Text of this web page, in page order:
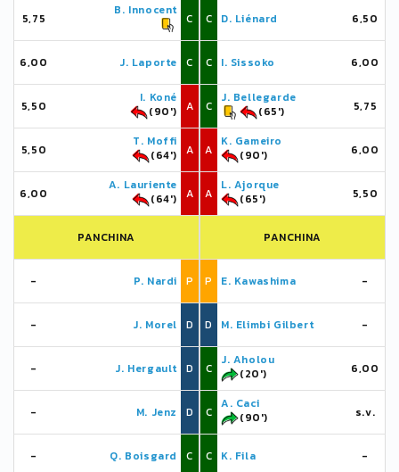
5,75
B. Innocent
C
6,00 J. Laporte C
5,50
I. Koné
(90')
A
5,50
T. Moffi
(64')
A
6,00
A. Lauriente
(64')
A
PANCHINA
- P. Nardi P
- J. Morel D
- J. Hergault D
- M. Jenz D
- Q. Boisgard C
C D. Liénard 6,50
C I. Sissoko 6,00
C
J. Bellegarde
(65')
5,75
A
K. Gameiro
(90')
6,00
A
L. Ajorque
(65')
5,50
PANCHINA
P E. Kawashima -
D M. Elimbi Gilbert -
C
J. Aholou
(20')
6,00
C
A. Caci
(90')
s.v.
C K. Fila -